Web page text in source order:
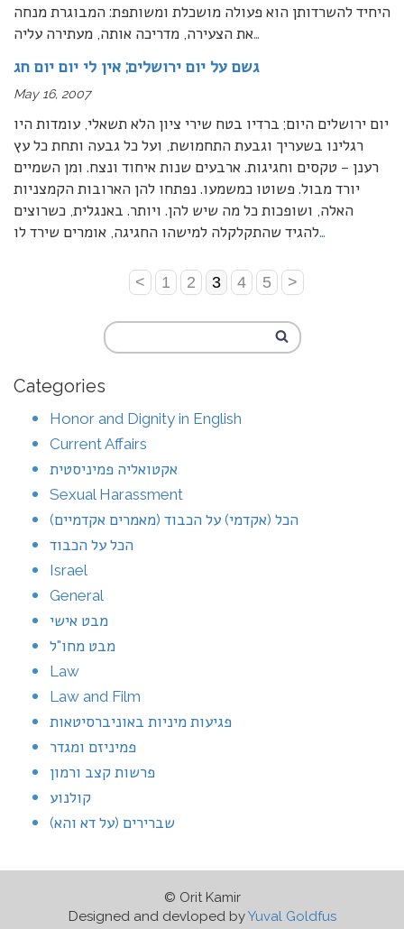
היחיד להשרדותן הוא פעולה מושכלת ומשותפת: המבוגרת מנחה
את הצעירה, מדריכה אותה, מעתירה עליה…
גשם על יום ירושלים; אין לי יום יום חג
May 16, 2007
יום ירושלים היום; ברדיו בטח שירי ציון הלא תשאלי, עומדות היו
רגלינו בשעריך וגבעת התחמושת, ועל כל גבעה ותחת כל עץ
רענן – טקסים וחגיגות. ארבעים שנות איחוד ונצח. ומן השמיים
יורד מבול. פשוטו כמשמעו. נפתחו להן הארובות הקמצניות
האלה, ושופכות כל מה שיש להן. ויותר. באנגלית, כשרוצים
להגיד שהתקלקלה למישהו החגיגה, אומרים שירד לו…
< 1 2 3 4 5 >
Categories
Honor and Dignity in English
Current Affairs
אקטואליה פמיניסטית
Sexual Harassment
הכל (אקדמי) על הכבוד (מאמרים אקדמיים)
הכל על הכבוד
Israel
General
מבט אישי
מבט מחו"ל
Law
Law and Film
פגיעות מיניות באוניברסיטאות
פמיניזם ומגדר
פרשות קצב ורמון
קולנוע
שברירים (על דא והא)
© Orit Kamir
Designed and devloped byYuval Goldfus